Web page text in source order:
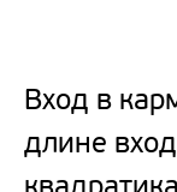
Вход в
длине